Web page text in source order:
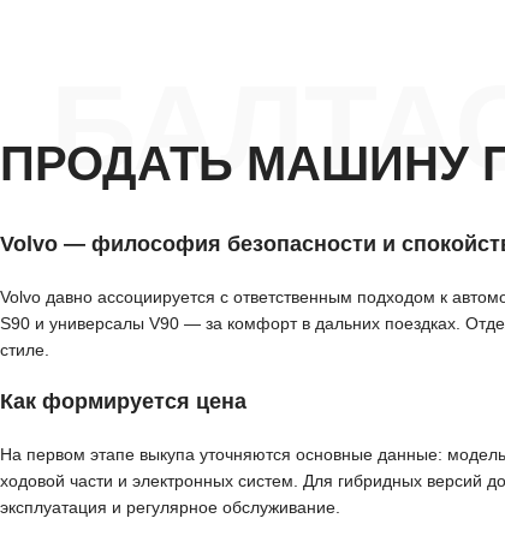
ПРОДАТЬ МАШИНУ
Volvo — философия безопасности и
Volvo давно ассоциируется с ответственным подходом к
S90 и универсалы V90 — за комфорт в дальних поездках.
стиле.
Как формируется цена
На первом этапе выкупа уточняются основные данные:
ходовой части и электронных систем. Для гибридных версий
эксплуатация и регулярное обслуживание.